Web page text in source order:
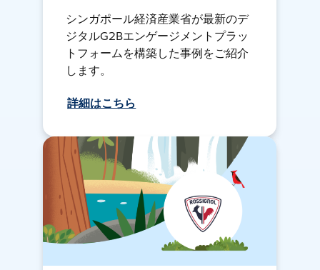
シンガポール経済産業省が最新のデ
ジタルG2Bエンゲージメントプラッ
トフォームを構築した事例をご紹介
します。
詳細はこちら